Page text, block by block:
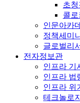
초청
콜
인문아카
정책세미
글로벌리
전자정보관
인프라 기
인프라 법
인프라 위
테크놀로